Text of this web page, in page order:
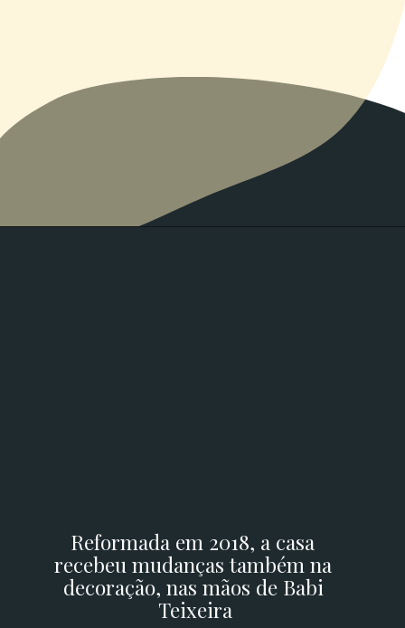
Reformada em 2018, a casa
recebeu mudanças também na
decoração, nas mãos de Babi
Teixeira